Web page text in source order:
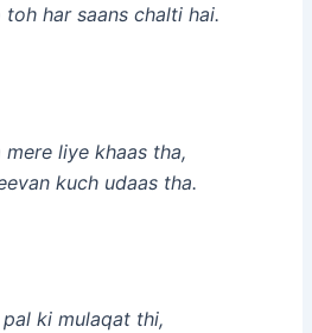
toh har saans chalti hai.
mere liye khaas tha,
kuch udaas tha.
ki mulaqat thi,